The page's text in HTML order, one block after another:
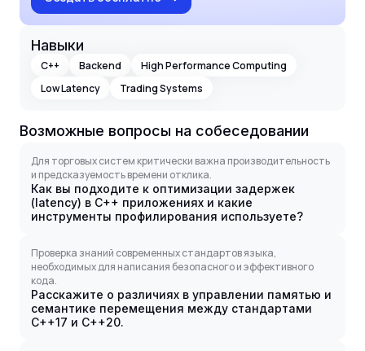
Навыки
C++ Backend
High Performance Computing
Low Latency
Trading Systems
Возможные вопросы на собеседовании
Для торговых систем критически важна производительность
и предсказуемость времени отклика.
Как вы подходите к оптимизации задержек
(latency) в C++ приложениях и какие
инструменты профилирования используете?
Проверка знаний современных стандартов языка,
необходимых для написания безопасного и эффективного
кода.
Расскажите о различиях в управлении памятью и
семантике перемещения между стандартами
C++17 и C++20.